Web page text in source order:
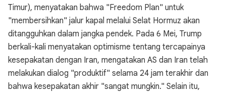
Timur), menyatakan bahwa "Freedom Plan" untuk
"membersihkan" jalur kapal melalui Selat Hormuz akan
ditangguhkan dalam jangka pendek. Pada 6 Mei, Trump
berkali-kali menyatakan optimisme tentang tercapainya
kesepakatan dengan Iran, mengatakan AS dan Iran telah
melakukan dialog "produktif" selama 24 jam terakhir dan
bahwa kesepakatan akhir "sangat mungkin." Selain itu,